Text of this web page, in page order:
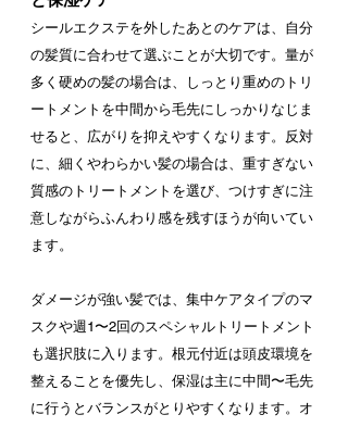
シールエクステを外したあとのケアは、自分
の髪質に合わせて選ぶことが大切です。量が
多く硬めの髪の場合は、しっとり重めのトリ
ートメントを中間から毛先にしっかりなじま
せると、広がりを抑えやすくなります。反対
に、細くやわらかい髪の場合は、重すぎない
質感のトリートメントを選び、つけすぎに注
意しながらふんわり感を残すほうが向いてい
ます。
ダメージが強い髪では、集中ケアタイプのマ
スクや週1〜2回のスペシャルトリートメント
も選択肢に入ります。根元付近は頭皮環境を
整えることを優先し、保湿は主に中間〜毛先
に行うとバランスがとりやすくなります。オ